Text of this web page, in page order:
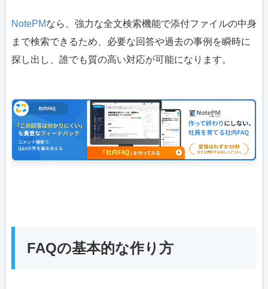
NotePMなら、強力な全文検索機能で添付ファイルの中身
まで検索できるため、必要な回答や過去の事例を瞬時に
探し出し、誰でも質の高い対応が可能になります。
FAQの基本的な作り方